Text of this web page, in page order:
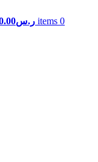
0
items ر.س